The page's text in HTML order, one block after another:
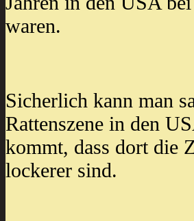
waren.
Sicherlich kann man
Rattenszene in den
kommt, dass dort die
lockerer sind.